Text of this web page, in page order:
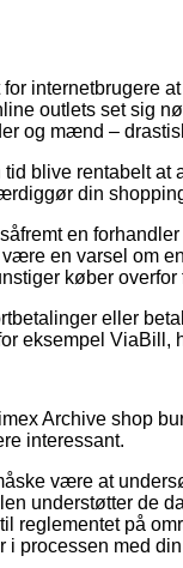
internetbrugere
outlets set sig
og mænd –
tid blive rentabelt
din
en
en varsel om
køber
eller
eksempel ViaBill,
Archive shop
interessant.
være at
understøtter de
reglementet på
i processen med